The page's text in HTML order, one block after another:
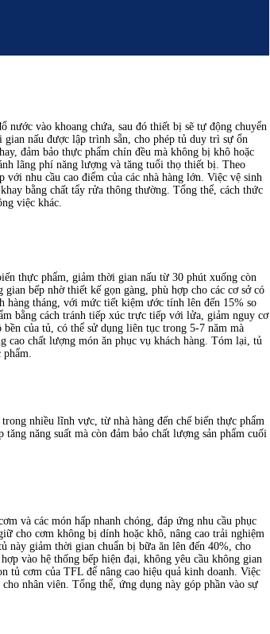
nước vào khoang chứa, sau đó thiết bị sẽ tự động chuyển
nấu được lập trình sẵn, cho phép tủ duy trì sự ổn
đảm bảo thực phẩm chín đều mà không bị khô hoặc
lãng phí năng lượng và tăng tuổi thọ thiết bị. Theo
nhu cầu cao điểm của các nhà hàng lớn. Việc vệ sinh
bằng chất tẩy rửa thông thường. Tổng thể, cách thức
việc khác.
thực phẩm, giảm thời gian nấu từ 30 phút xuống còn
bếp nhờ thiết kế gọn gàng, phù hợp cho các cơ sở có
hàng tháng, với mức tiết kiệm ước tính lên đến 15% so
bằng cách tránh tiếp xúc trực tiếp với lửa, giảm nguy cơ
của tủ, có thể sử dụng liên tục trong 5-7 năm mà
cao chất lượng món ăn phục vụ khách hàng. Tóm lại, tủ
nhiều lĩnh vực, từ nhà hàng đến chế biến thực phẩm
năng suất mà còn đảm bảo chất lượng sản phẩm cuối
và các món hấp nhanh chóng, đáp ứng nhu cầu phục
cho cơm không bị dính hoặc khô, nâng cao trải nghiệm
này giảm thời gian chuẩn bị bữa ăn lên đến 40%, cho
vào hệ thống bếp hiện đại, không yêu cầu không gian
tủ cơm của TFL để nâng cao hiệu quả kinh doanh. Việc
nhân viên. Tổng thể, ứng dụng này góp phần vào sự